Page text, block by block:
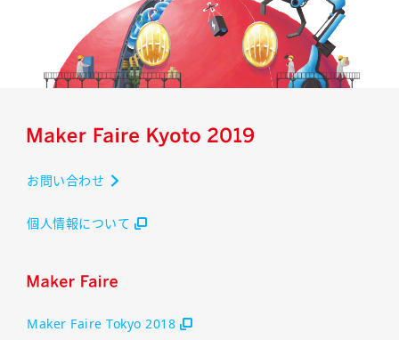
お問い合わせ
個人情報について
Maker Faire Tokyo 2018